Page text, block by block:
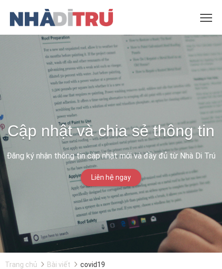
Cập nhật và chia sẻ thông tin
Đăng ký nhận thông tin cập nhật mới và đầy đủ từ Nhà Di Trú
Liên hệ ngay
Trang chủ Bài viết covid19